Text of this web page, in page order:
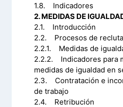
1.8. Indicadores
2. MEDIDAS DE
2.1. Introducción
2.2. Procesos de
2.2.1. Medidas de
2.2.2. Indicadores para
medidas de igualdad en
2.3. Contratación e
de trabajo
2.4. Retribución